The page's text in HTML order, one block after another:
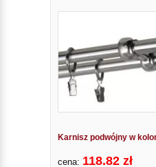
Karnisz podwójny w
cena: 118.82 zł